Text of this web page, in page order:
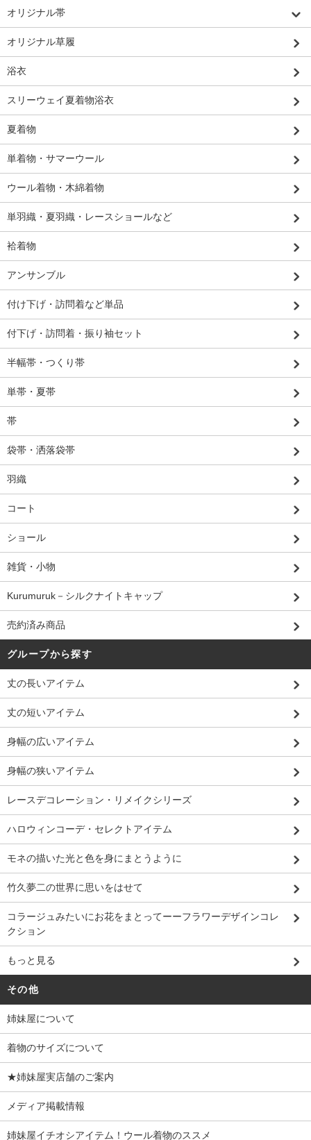
オリジナル帯
オリジナル草履
浴衣
スリーウェイ夏着物浴衣
夏着物
単着物・サマーウール
ウール着物・木綿着物
単羽織・夏羽織・レースショールなど
袷着物
アンサンブル
付け下げ・訪問着など単品
付下げ・訪問着・振り袖セット
半幅帯・つくり帯
単帯・夏帯
帯
袋帯・洒落袋帯
羽織
コート
ショール
雑貨・小物
Kurumuruk－シルクナイトキャップ
売約済み商品
グループから探す
丈の長いアイテム
丈の短いアイテム
身幅の広いアイテム
身幅の狭いアイテム
レースデコレーション・リメイクシリーズ
ハロウィンコーデ・セレクトアイテム
モネの描いた光と色を身にまとうように
竹久夢二の世界に思いをはせて
コラージュみたいにお花をまとってーーフラワーデザインコレ
クション
もっと見る
その他
姉妹屋について
着物のサイズについて
★姉妹屋実店舗のご案内
メディア掲載情報
姉妹屋イチオシアイテム！ウール着物のススメ